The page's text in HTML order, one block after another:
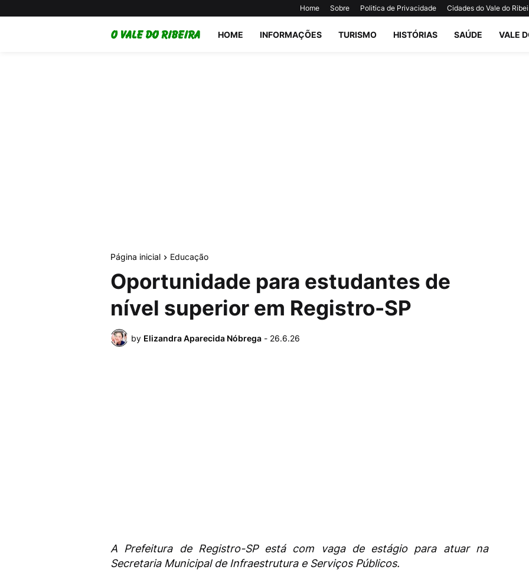
Home Sobre Politica de Privacidade Cidades do Vale do
HOME INFORMAÇÕES TURISMO HISTÓRIAS SAÚDE VALE
Página inicial Educação
Oportunidade para estudantes de
nível superior em Registro-SP
by Elizandra Aparecida Nóbrega - 26.6.26
A Prefeitura de Registro-SP está com vaga de estágio para atuar na
Secretaria Municipal de Infraestrutura e Serviços Públicos.